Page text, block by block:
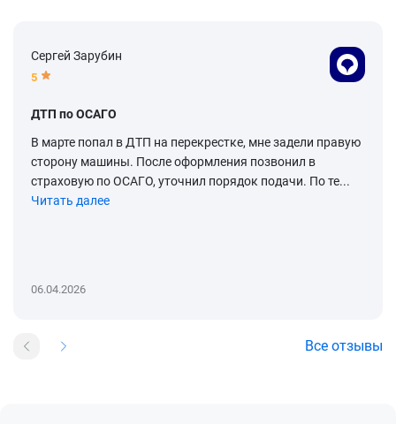
Сергей Зарубин
5
ДТП по ОСАГО
В марте попал в ДТП на перекрестке, мне задели правую
сторону машины. После оформления позвонил в
страховую по ОСАГО, уточнил порядок подачи. По те...
Читать далее
06.04.2026
Все отзывы